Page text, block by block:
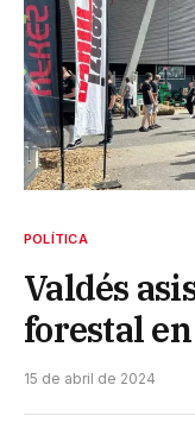
POLÍTICA
Valdés
forestal
15 de abril de 2024